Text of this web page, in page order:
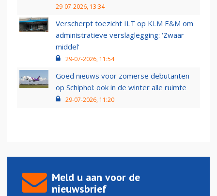
29-07-2026, 13:34
Verscherpt toezicht ILT op KLM E&M om
administratieve verslaglegging: ‘Zwaar
middel’
29-07-2026, 11:54
Goed nieuws voor zomerse debutanten
op Schiphol: ook in de winter alle ruimte
29-07-2026, 11:20
Meld u aan voor de
nieuwsbrief